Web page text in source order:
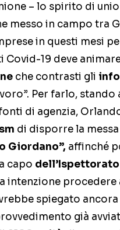
– lo spirito di
messo in campo tra
in questi mesi
19 deve
che contrasti gli
Per farlo, stando
di agenzia,
di disporre la messa
Giordano”, affinché
capo
intenzione procedere
spiegato
già